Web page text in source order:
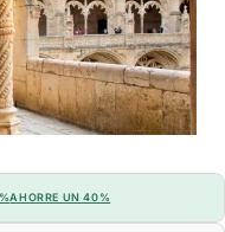
AHORRE UN 40%